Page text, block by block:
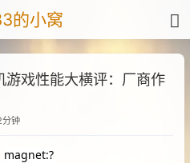
的小窝
游戏性能大横评：厂商作
分钟
magnet:?